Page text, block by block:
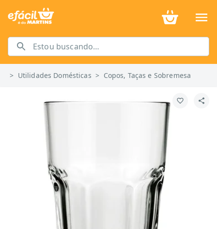
> Utilidades Domésticas > Copos, Taças e Sobremesa